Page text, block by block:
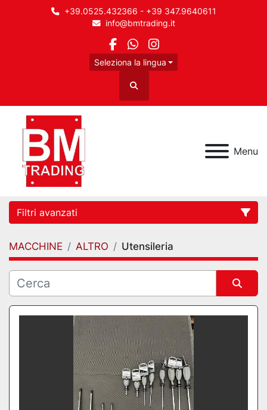
+39.0525.432366 - +39 347.9640611
info@bmtrading.it
facebook
whatsapp
instagram
Seleziona la lingua
Cerca
Menu
Filtri avanzati
Categoria
MACCHINE ALTRO Utensileria
Ordina per